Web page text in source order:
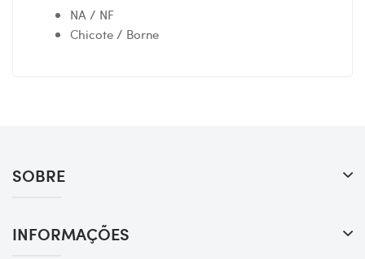
NA / NF
Chicote / Borne
SOBRE
INFORMAÇÕES